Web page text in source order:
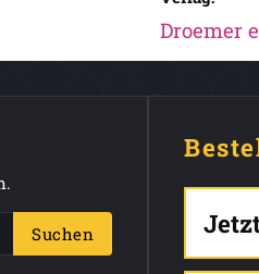
Droemer
Suchen